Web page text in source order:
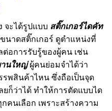
จะได้รูปแบบ สติ๊กเกอร์ไดคัท
นาดสติ๊กเกอร์ ดูตำแหน่งที่
ต่อการรับรู้ของผู้คน เช่น
านใหญ่ผู้คนย่อมจำได้ว่า
รพสินค้าไหน ซึ่งถือเป็นจุด
ยก็ว่าได้ ทำให้การตัดแบบได
คนเลือก เพราะสร้างความ